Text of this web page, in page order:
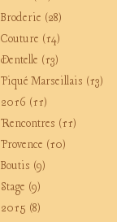
Broderie (28)
Couture (14)
Dentelle (13)
Piqué Marseillais (13)
2016 (11)
Rencontres (11)
Provence (10)
Boutis (9)
Stage (9)
2015 (8)